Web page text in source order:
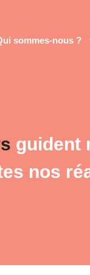
sommes-nous ?
guident
nos